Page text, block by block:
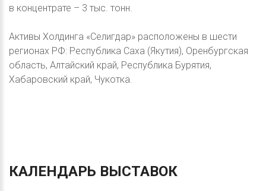
в концентрате – 3 тыс. тонн.
Активы Холдинга «Селигдар» расположены в шести
регионах РФ: Республика Саха (Якутия), Оренбургская
область, Алтайский край, Республика Бурятия,
Хабаровский край, Чукотка.
КАЛЕНДАРЬ ВЫСТАВОК